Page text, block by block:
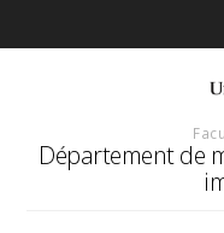
Département de